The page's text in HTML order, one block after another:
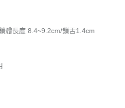
體長度 8.4~9.2cm/鎖舌1.4cm